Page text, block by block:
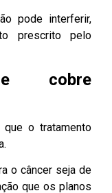
pode interferir,
prescrito pelo
cobre
que o tratamento
o câncer seja de
que os planos